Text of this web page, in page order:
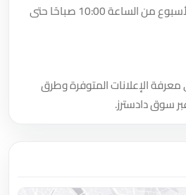
أوقات العمل: جميع أيام الأسبوع من الساعة 10:00 صباحًا حتى
الإعلانات المتوفرة وطرق
سوق دادسترز.